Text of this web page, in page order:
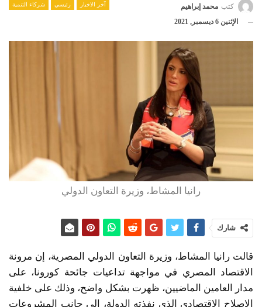
آخر الاخبار رئيسي شركاء التنمية كتب محمد إبراهيم
الإثنين 6 ديسمبر, 2021
رانيا المشاط، وزيرة التعاون الدولي
شارك
قالت رانيا المشاط، وزيرة التعاون الدولي المصرية، إن مرونة
الاقتصاد المصري في مواجهة تداعيات جائحة كورونا، على
مدار العامين الماضيين، ظهرت بشكل واضح، وذلك على خلفية
الإصلاح الاقتصادي الذي نفذته الدولة، إلى جانب المشروعات